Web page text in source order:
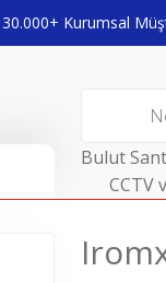
30.000+ Kurumsal
Bulut
CCTV